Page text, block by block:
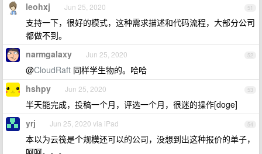
51
leohxj Jun 25, 2020
支持一下，很好的模式，这种需求描述和代码流程，大部分公司
都做不到。
52
narmgalaxy Jun 25, 2020
@CloudRaft 同样学生物的。哈哈
53
hshpy Jun 25, 2020
半天能完成，投稿一个月，评选一个月，很迷的操作[doge]
54
yrj Jun 25, 2020 via iPad
本以为云筏是个规模还可以的公司，没想到出这种报价的单子，
呵呵。。。